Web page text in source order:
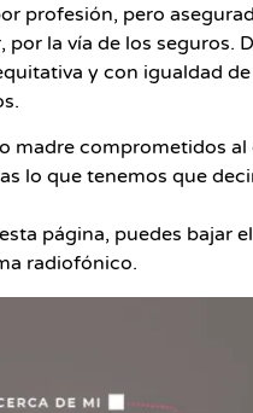
profesión, pero
por la vía de los seguros.
y con igualdad
madre comprometidos
lo que tenemos que
página, puedes bajar
radiofónico.